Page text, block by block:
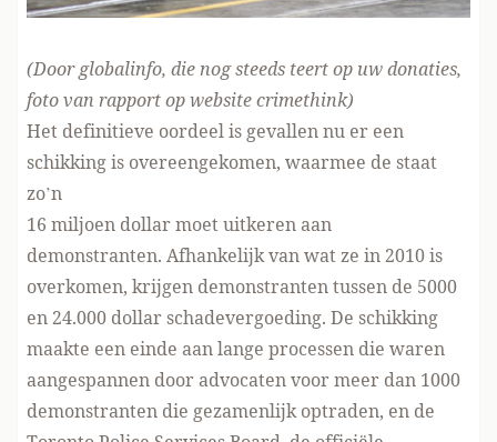
(Door globalinfo, die nog steeds teertop uw donaties,
foto van rapportop website crimethink)
Het definitieve oordeel is gevallen nu er een
schikking is overeengekomen, waarmee de staat
zo’n
16 miljoen dollar moet uitkeren aan
demonstranten. Afhankelijk van wat ze in 2010 is
overkomen, krijgen demonstranten tussen de 5000
en 24.000 dollar schadevergoeding. De schikking
maakte een einde aan lange processen die waren
aangespannen door advocaten voor meer dan 1000
demonstranten die gezamenlijk optraden, en de